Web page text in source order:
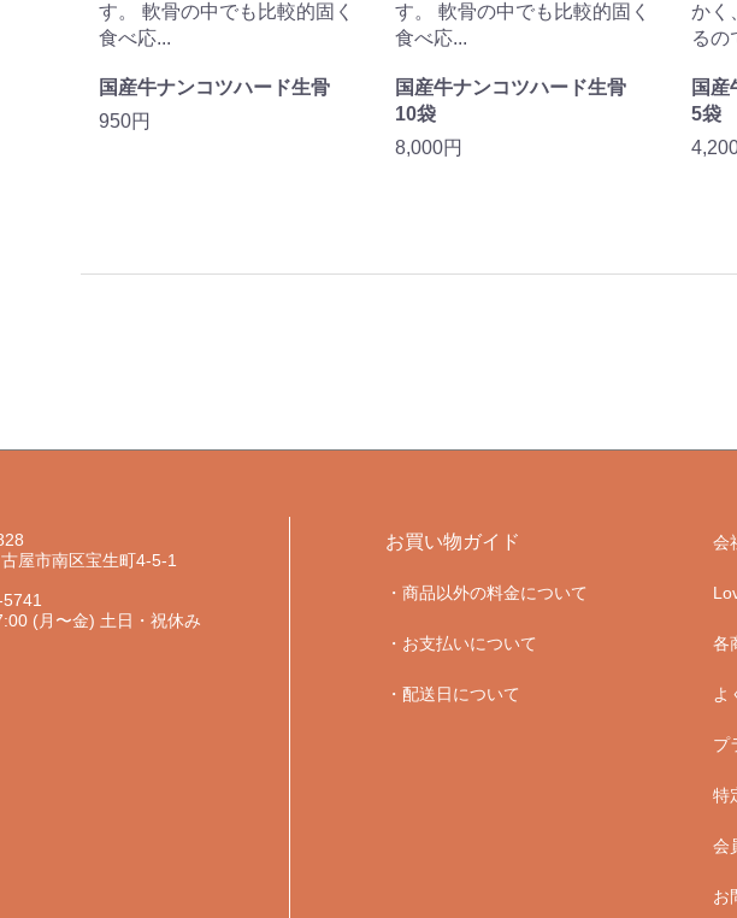
す。 軟骨の中でも比較的固く
食べ応...
国産牛ナンコツハード生骨
950円
す。 軟骨の中でも比較的固く
食べ応...
国産牛ナンコツハード生骨
10袋
8,000円
かく
るの
国
5袋
屋市南区宝生町4-5-1
(月〜金) 土日・祝休み
お買い物ガイド
・商品以外の料金について
・お支払いについて
・配送日について
会
各
よ
プ
特
会
お